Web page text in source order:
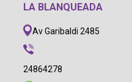
LA BLANQUEADA
Av Garibaldi 2485
24864278